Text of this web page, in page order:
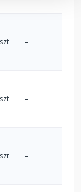
szt –
szt –
szt –